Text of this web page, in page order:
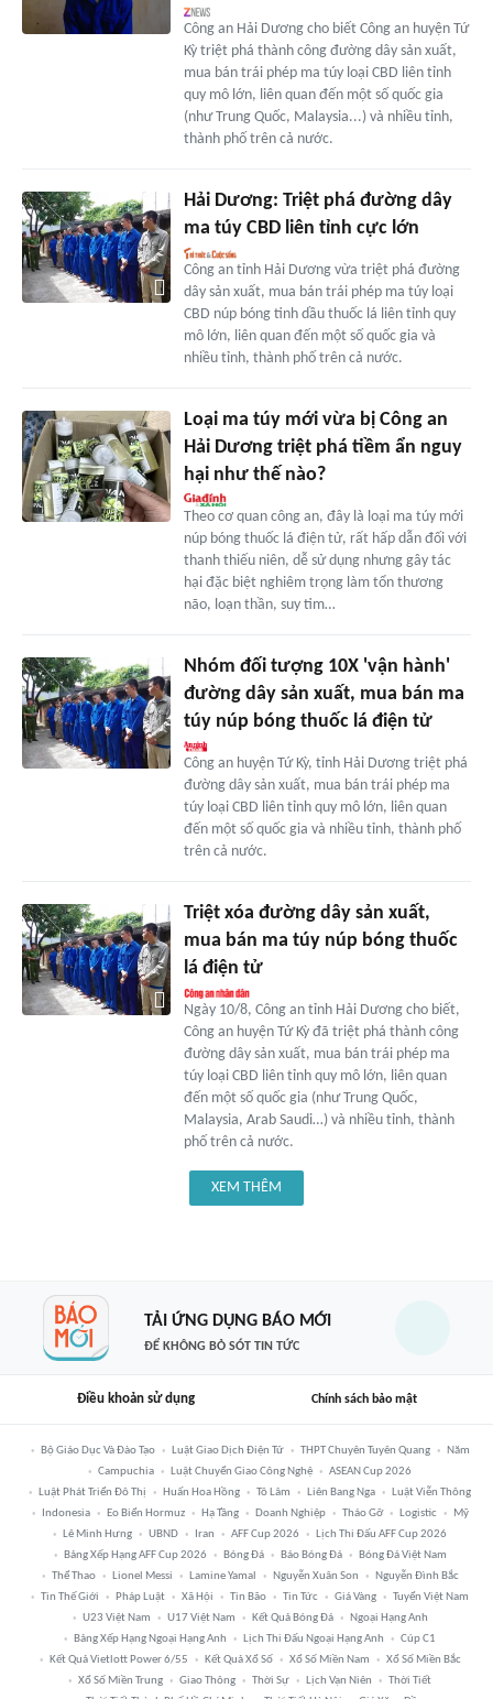
Công an Hải Dương cho biết Công an huyện Tứ
Kỳ triệt phá thành công đường dây sản xuất,
mua bán trái phép ma túy loại CBD liên tỉnh
quy mô lớn, liên quan đến một số quốc gia
(như Trung Quốc, Malaysia...) và nhiều tỉnh,
thành phố trên cả nước.
Hải Dương: Triệt phá đường dây
ma túy CBD liên tỉnh cực lớn
Công an tỉnh Hải Dương vừa triệt phá đường
dây sản xuất, mua bán trái phép ma túy loại
CBD núp bóng tinh dầu thuốc lá liên tỉnh quy
mô lớn, liên quan đến một số quốc gia và
nhiều tỉnh, thành phố trên cả nước.
Loại ma túy mới vừa bị Công an
Hải Dương triệt phá tiềm ẩn nguy
hại như thế nào?
Theo cơ quan công an, đây là loại ma túy mới
núp bóng thuốc lá điện tử, rất hấp dẫn đối với
thanh thiếu niên, dễ sử dụng nhưng gây tác
hại đặc biệt nghiêm trọng làm tổn thương
não, loạn thần, suy tim…
Nhóm đối tượng 10X 'vận hành'
đường dây sản xuất, mua bán ma
túy núp bóng thuốc lá điện tử
Công an huyện Tứ Kỳ, tỉnh Hải Dương triệt phá
đường dây sản xuất, mua bán trái phép ma
túy loại CBD liên tỉnh quy mô lớn, liên quan
đến một số quốc gia và nhiều tỉnh, thành phố
trên cả nước.
Triệt xóa đường dây sản xuất,
mua bán ma túy núp bóng thuốc
lá điện tử
Ngày 10/8, Công an tỉnh Hải Dương cho biết,
Công an huyện Tứ Kỳ đã triệt phá thành công
đường dây sản xuất, mua bán trái phép ma
túy loại CBD liên tỉnh quy mô lớn, liên quan
đến một số quốc gia (như Trung Quốc,
Malaysia, Arab Saudi…) và nhiều tỉnh, thành
phố trên cả nước.
XEM THÊM
TẢI ỨNG DỤNG BÁO MỚI
ĐỂ KHÔNG BỎ SÓT TIN TỨC
Điều khoản sử dụng Chính sách bảo mật
Bộ Giáo Dục Và Đào Tạo Luật Giao Dịch Điện Tử THPT Chuyên Tuyên Quang
Năm
Campuchia
Luật Chuyển Giao Công Nghệ
ASEAN Cup 2026
Luật Phát Triển Đô Thị
Huấn Hoa Hồng Tô Lâm Liên Bang Nga
Luật Viễn Thông
Indonesia
Eo Biển Hormuz Hạ Tầng Doanh Nghiệp Tháo Gỡ Logistic
Mỹ
Lê Minh Hưng
UBND Iran AFF Cup 2026
Lịch Thi Đấu AFF Cup 2026
Bảng Xếp Hạng AFF Cup 2026
Bóng Đá Báo Bóng Đá
Bóng Đá Việt Nam
Thể Thao
Lionel Messi Lamine Yamal Nguyễn Xuân Son
Nguyễn Đình Bắc
Tin Thế Giới
Pháp Luật Xã Hội Tin Bão Tin Tức Giá Vàng
Tuyển Việt Nam
U23 Việt Nam
U17 Việt Nam Kết Quả Bóng Đá
Ngoại Hạng Anh
Bảng Xếp Hạng Ngoại Hạng Anh
Lịch Thi Đấu Ngoại Hạng Anh
Cúp C1
Kết Quả Vietlott Power 6/55
Kết Quả Xổ Số Xổ Số Miền Nam
Xổ Số Miền Bắc
Xổ Số Miền Trung
Giao Thông Thời Sự Lịch Vạn Niên
Thời Tiết